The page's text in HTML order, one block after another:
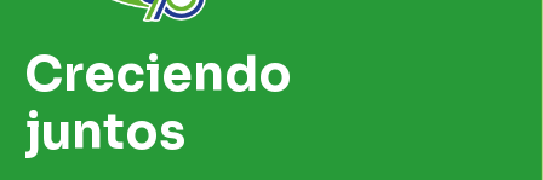
Creciendo
juntos